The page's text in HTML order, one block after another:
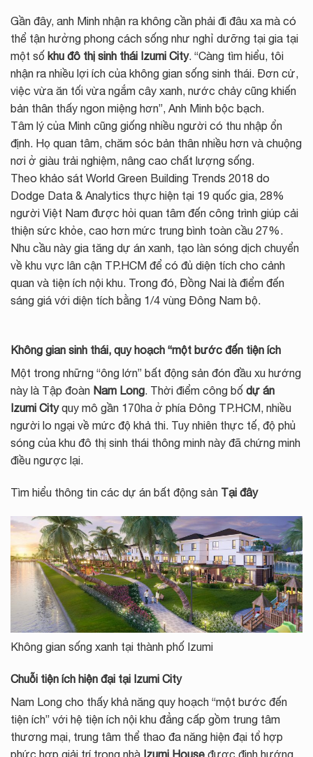
Gần đây, anh Minh nhận ra không cần phải đi đâu xa mà có
thể tận hưởng phong cách sống như nghỉ dưỡng tại gia tại
một số khu đô thị sinh thái Izumi City. “Càng tìm hiểu, tôi
nhận ra nhiều lợi ích của không gian sống sinh thái. Đơn cử,
việc vừa ăn tối vừa ngắm cây xanh, nước chảy cũng khiến
bản thân thấy ngon miệng hơn”, Anh Minh bộc bạch.
Tâm lý của Minh cũng giống nhiều người có thu nhập ổn
định. Họ quan tâm, chăm sóc bản thân nhiều hơn và chuộng
nơi ở giàu trải nghiệm, nâng cao chất lượng sống.
Theo khảo sát World Green Building Trends 2018 do
Dodge Data & Analytics thực hiện tại 19 quốc gia, 28%
người Việt Nam được hỏi quan tâm đến công trình giúp cải
thiện sức khỏe, cao hơn mức trung bình toàn cầu 27%.
Nhu cầu này gia tăng dự án xanh, tạo làn sóng dịch chuyển
về khu vực lân cận TP.HCM để có đủ diện tích cho cảnh
quan và tiện ích nội khu. Trong đó, Đồng Nai là điểm đến
sáng giá với diện tích bằng 1/4 vùng Đông Nam bộ.
Không gian sinh thái, quy hoạch “một bước đến tiện ích
Một trong những “ông lớn” bất động sản đón đầu xu hướng
này là Tập đoàn Nam Long. Thời điểm công bố dự án
Izumi Cityquy mô gần 170ha ở phía Đông TP.HCM, nhiều
người lo ngại về mức độ khả thi. Tuy nhiên thực tế, độ phủ
sóng của khu đô thị sinh thái thông minh này đã chứng minh
điều ngược lại.
Tìm hiểu thông tin các dự án bất động sản Tại đây
Không gian sống xanh tại thành phố Izumi
Chuỗi tiện ích hiện đại tại Izumi City
Nam Long cho thấy khả năng quy hoạch “một bước đến
tiện ích” với hệ tiện ích nội khu đẳng cấp gồm trung tâm
thương mại, trung tâm thể thao đa năng hiện đại tổ hợp
phức hợp giải trí trong nhà Izumi House được định hướng